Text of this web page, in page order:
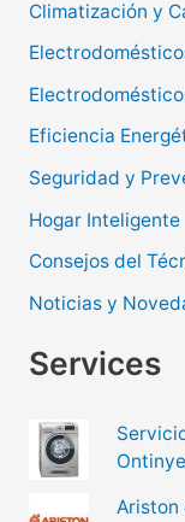
Climatización y
Eficiencia
Seguridad y
Hogar Inteligente
Consejos del
Noticias y
Services
Ariston